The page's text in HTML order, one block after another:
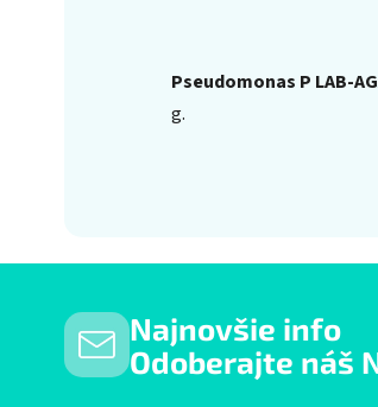
Pseudomonas P LAB-
g.
Najnovšie info
Odoberajte náš